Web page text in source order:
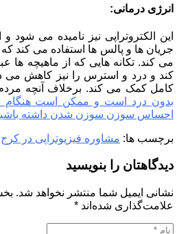
انرژی درمانی:
این الکتروتراپی نیز نامیده می شود
جریان ها و پالس ها استفاده می کند
می کند. تکانه هایی که از ماهیچه ها
کند و درد و استرس را نیز کاهش می
کامل کمک می کند. برخلاف آنچه
بدون درد است و ممکن است هنگام
احساس سوزن سوزن شدن داشته
برچسب ها: مشاوره فیزیوتراپی در کرج
دیدگاهتان را بنویسید
نشانی ایمیل شما منتشر نخواهد شد.
علامت‌گذاری شده‌اند *